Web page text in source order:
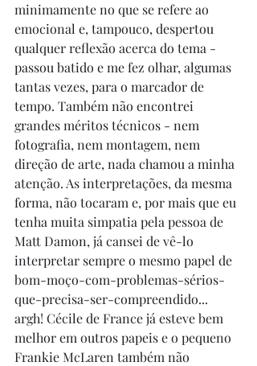
minimamente no que se refere ao
emocional e, tampouco, despertou
qualquer reflexão acerca do tema -
passou batido e me fez olhar, algumas
tantas vezes, para o marcador de
tempo. Também não encontrei
grandes méritos técnicos - nem
fotografia, nem montagem, nem
direção de arte, nada chamou a minha
atenção. As interpretações, da mesma
forma, não tocaram e, por mais que eu
tenha muita simpatia pela pessoa de
Matt Damon, já cansei de vê-lo
interpretar sempre o mesmo papel de
bom-moço-com-problemas-sérios-
que-precisa-ser-compreendido...
argh! Cécile de France já esteve bem
melhor em outros papeis e o pequeno
Frankie McLaren também não